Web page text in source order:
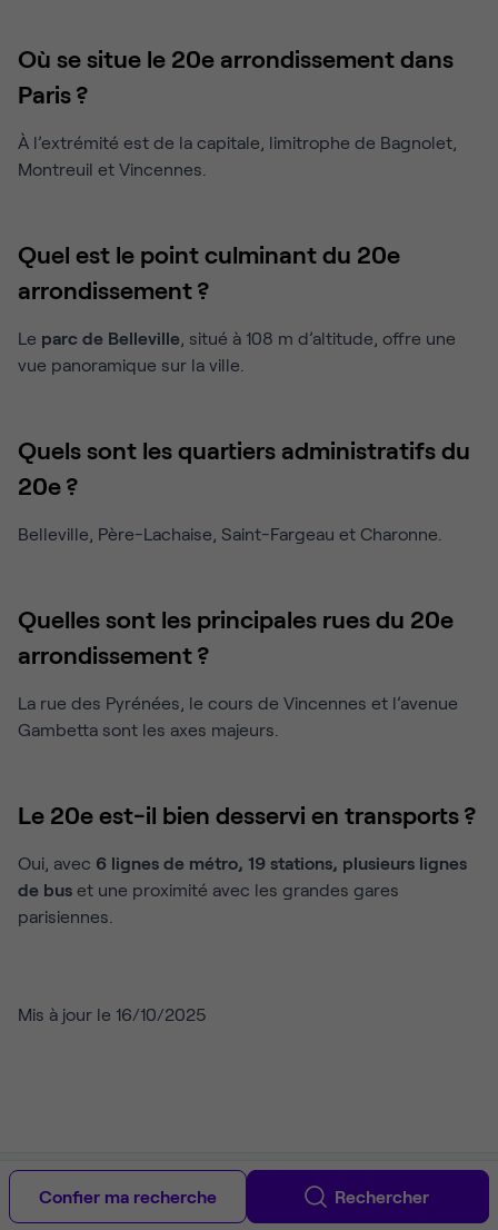
Où se situe le 20e arrondissement dans
Paris ?
À l’extrémité est de la capitale, limitrophe de Bagnolet,
Montreuil et Vincennes.
Quel est le point culminant du 20e
arrondissement ?
Le parc de Belleville, situé à 108 m d’altitude, offre une
vue panoramique sur la ville.
Quels sont les quartiers administratifs du
20e ?
Belleville, Père-Lachaise, Saint-Fargeau et Charonne.
Quelles sont les principales rues du 20e
arrondissement ?
La rue des Pyrénées, le cours de Vincennes et l’avenue
Gambetta sont les axes majeurs.
Le 20e est-il bien desservi en transports ?
Oui, avec 6 lignes de métro, 19 stations, plusieurs lignes
de bus et une proximité avec les grandes gares
parisiennes.
Mis à jour le 16/10/2025
Confier ma recherche Rechercher
Copyright © 2012-2026 Ubiq. Tous droits réservés.À propos
CGU &
mentions légales
Politique de confidentialité
Guide location de